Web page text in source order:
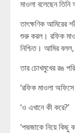
মাওলা বলেছেন তিনি
তাৎক্ষণিক আমিরের
শুরু করল। রফিক
নিশ্চিত। আমির বলল,
তার চোখমুখের রঙ
‘রফিক মাওলা
‘ও এখানে কী করে?’
‘পদ্মজাকে নিয়ে কিছু